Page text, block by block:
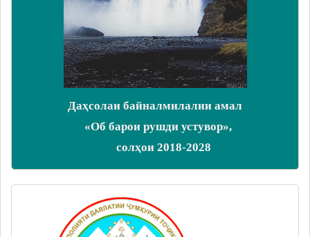
Даҳсолаи байналмилалии амал
«Об барои рушди устувор»,
солҳои 2018-2028